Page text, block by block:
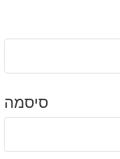
סיסמה